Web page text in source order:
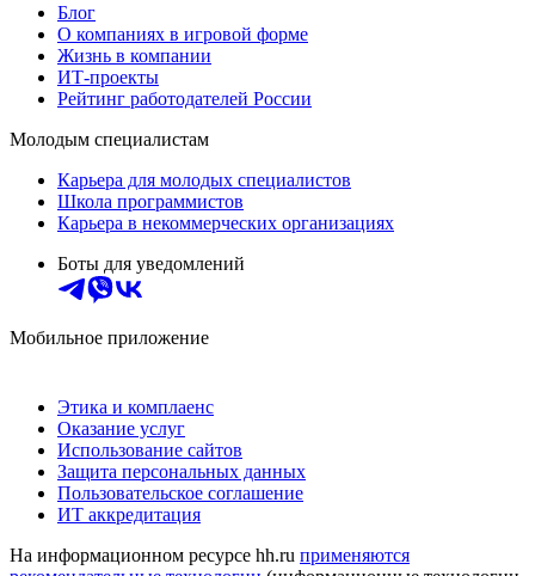
Блог
О компаниях в игровой форме
Жизнь в компании
ИТ-проекты
Рейтинг работодателей России
Молодым специалистам
Карьера для молодых специалистов
Школа программистов
Карьера в некоммерческих организациях
Боты для уведомлений
Мобильное приложение
Этика и комплаенс
Оказание услуг
Использование сайтов
Защита персональных данных
Пользовательское соглашение
ИТ аккредитация
На информационном ресурсе hh.ru применяются